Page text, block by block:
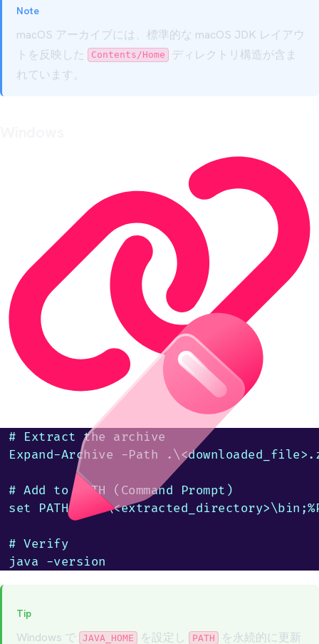
Note
macOS アーカイブには、標準的な macOS JDK レイアウ
トを反映した
Contents/Home ディレクトリ構造が含ま
れています。
# Extract the archive
Expand-Archive -Path
# Add to PATH (Command Prompt)
set
# Verify
java -version
Tip
Windows で JAVA_HOME を設定し PATH を永続的に更新